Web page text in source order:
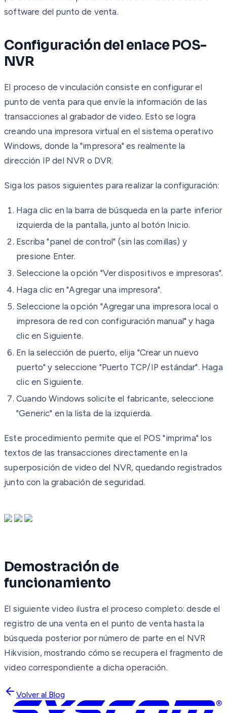
software del punto de venta.
Configuración del enlace POS-
NVR
El proceso de vinculación consiste en configurar el
punto de venta para que envíe la información de las
transacciones al grabador de video. Esto se logra
creando una impresora virtual en el sistema operativo
Windows, donde la "impresora" es realmente la
dirección IP del NVR o DVR.
Siga los pasos siguientes para realizar la configuración:
Haga clic en la barra de búsqueda en la parte inferior
izquierda de la pantalla, junto al botón Inicio.
Escriba "panel de control" (sin las comillas) y
presione Enter.
Seleccione la opción "Ver dispositivos e impresoras".
Haga clic en "Agregar una impresora".
Seleccione la opción "Agregar una impresora local o
impresora de red con configuración manual" y haga
clic en Siguiente.
En la selección de puerto, elija "Crear un nuevo
puerto" y seleccione "Puerto TCP/IP estándar". Haga
clic en Siguiente.
Cuando Windows solicite el fabricante, seleccione
"Generic" en la lista de la izquierda.
Este procedimiento permite que el POS "imprima" los
textos de las transacciones directamente en la
superposición de video del NVR, quedando registrados
junto con la grabación de seguridad.
Demostración de
funcionamiento
El siguiente video ilustra el proceso completo: desde el
registro de una venta en el punto de venta hasta la
búsqueda posterior por número de parte en el NVR
Hikvision, mostrando cómo se recupera el fragmento de
video correspondiente a dicha operación.
Volver al Blog